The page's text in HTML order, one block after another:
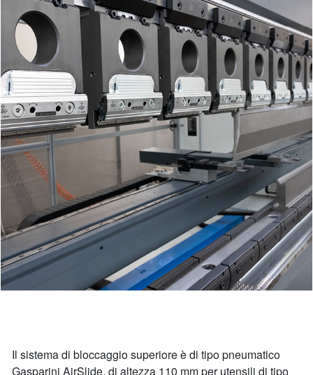
Il sistema di bloccaggio superiore è di tipo pneumatico
Gasparini AirSlide, di altezza 110 mm per utensili di tipo